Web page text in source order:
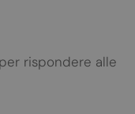
rispondere alle